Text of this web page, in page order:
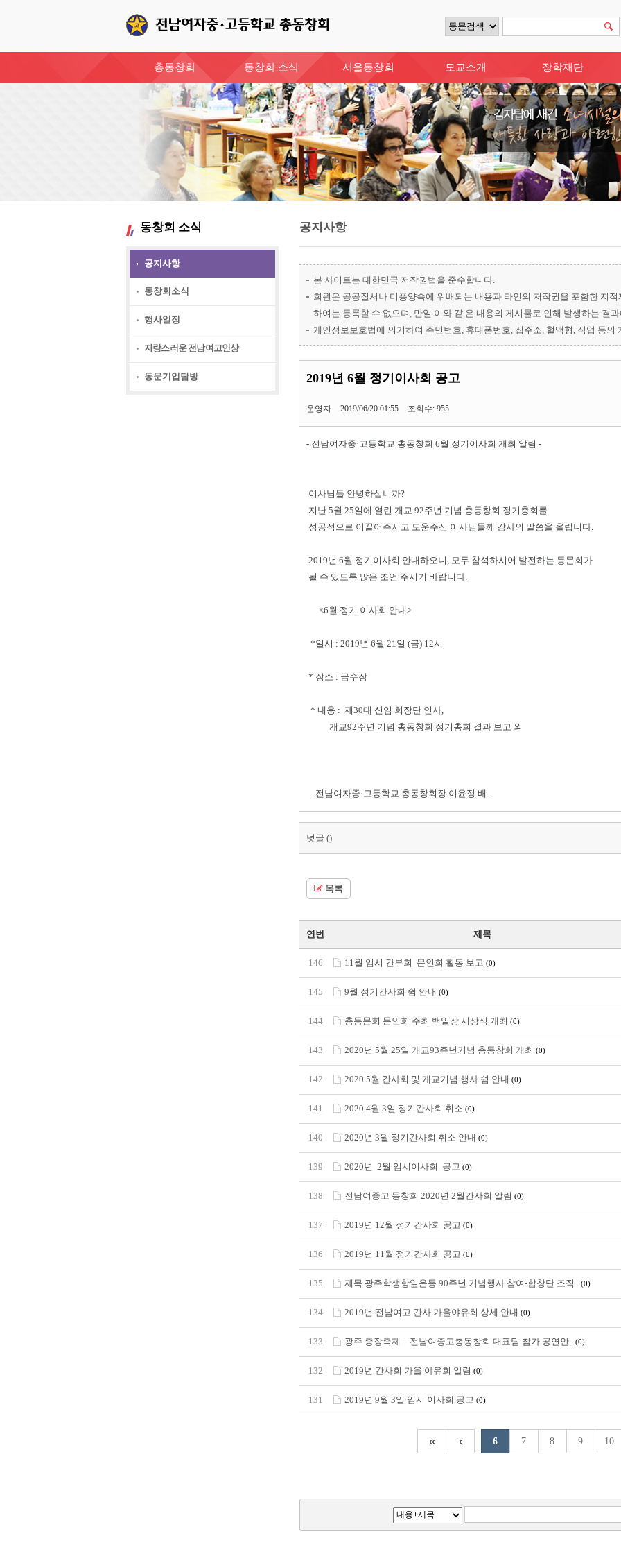
총동창회 동창회 소식 서울동창회 모교소개 장학재단
동창회 소식
공지사항
동창회소식
행사일정
자랑스러운 전남여고인상
동문기업탐방
공지사항
본 사이트는 대한민국 저작권법을 준수합니다.
회원은 공공질서나 미풍양속에 위배되는 내용과 타인의 저작권을 포함한 지
하여는 등록할 수 없으며, 만일 이와 같 은 내용의 게시물로 인해 발생하는 결
개인정보보호법에 의거하여 주민번호, 휴대폰번호, 집주소, 혈액형, 직업 등의
2019년 6월 정기이사회 공고
운영자 2019/06/20 01:55 조회수: 955
- 전남여자중·고등학교 총동창회 6월 정기이사회 개최 알림 -
이사님들 안녕하십니까?
지난 5월 25일에 열린 개교 92주년 기념 총동창회 정기총회를
성공적으로 이끌어주시고 도움주신 이사님들께 감사의 말씀을 올립니다.
2019년 6월 정기이사회 안내하오니, 모두 참석하시어 발전하는 동문회가
될 수 있도록 많은 조언 주시기 바랍니다.
<6월 정기 이사회 안내>
*일시 : 2019년 6월 21일 (금) 12시
* 장소 : 금수장
* 내용 : 제30대 신임 회장단 인사,
개교92주년 기념 총동창회 정기총회 결과 보고 외
- 전남여자중·고등학교 총동창회장 이윤정 배 -
덧글 ()
목록
연번 제목
146 11월 임시 간부회 문인회 활동 보고 (0)
145 9월 정기간사회 쉼 안내 (0)
144 총동문회 문인회 주최 백일장 시상식 개최 (0)
143 2020년 5월 25일 개교93주년기념 총동창회 개최 (0)
142 2020 5월 간사회 및 개교기념 행사 쉼 안내 (0)
141 2020 4월 3일 정기간사회 취소 (0)
140 2020년 3월 정기간사회 취소 안내 (0)
139 2020년 2월 임시이사회 공고 (0)
138 전남여중고 동창회 2020년 2월간사회 알림 (0)
137 2019년 12월 정기간사회 공고 (0)
136 2019년 11월 정기간사회 공고 (0)
135 제목 광주학생항일운동 90주년 기념행사 참여-합창단 조직.. (0)
134 2019년 전남여고 간사 가을야유회 상세 안내 (0)
133 광주 충장축제 – 전남여중고총동창회 대표팀 참가 공연안.. (0)
132 2019년 간사회 가을 야유회 알림 (0)
131 2019년 9월 3일 임시 이사회 공고 (0)
6 7 8 9 10